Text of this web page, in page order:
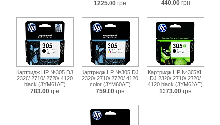
1225.00 грн 440.00 грн
Картридж HP №305 DJ
2320/ 2710/ 2720/ 4120
black (3YM61AE)
783.00 грн
Картридж HP №305 DJ
2320/ 2710/ 2720/ 4120
color (3YM60AE)
759.00 грн
Картридж HP №305XL
DJ 2320/ 2710/ 2720/
4120 black (3YM62AE)
1373.00 грн